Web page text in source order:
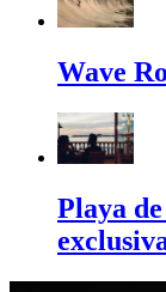
Wave
Playa